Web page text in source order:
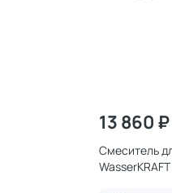
13 860 ₽
Смеситель